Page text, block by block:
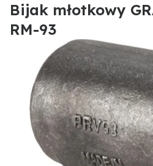
Bijak młotkowy
RM-93